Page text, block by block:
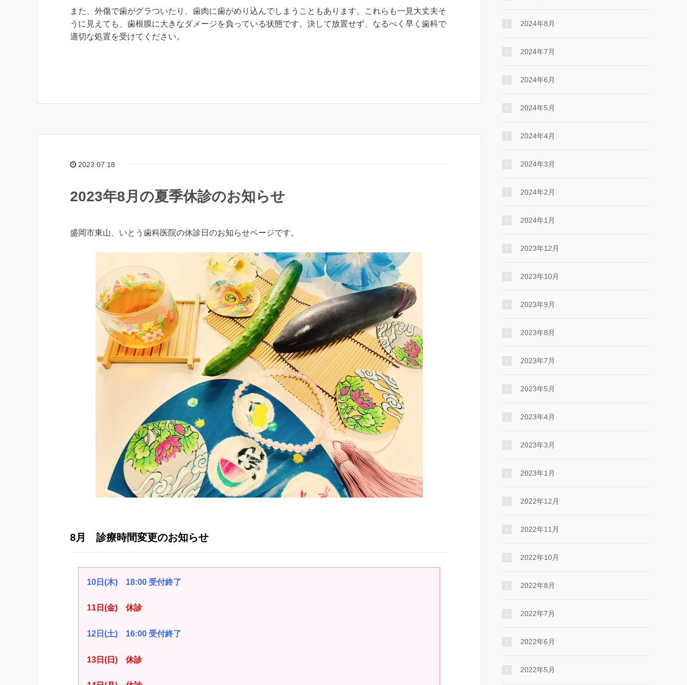
また、外傷で歯がグラついたり、歯肉に歯がめり込んでしまうこともあります。これらも一見大丈夫そ
うに見えても、歯根膜に大きなダメージを負っている状態です。決して放置せず、なるべく早く歯科で
適切な処置を受けてください。
2023.07.18
2023年8月の夏季休診のお知らせ
盛岡市東山、いとう歯科医院の休診日のお知らせページです。
8月 診療時間変更のお知らせ
10日(木) 18:00 受付終了
11日(金) 休診
12日(土) 16:00 受付終了
13日(日) 休診
2024年8月
2024年7月
2024年6月
2024年5月
2024年4月
2024年3月
2024年2月
2024年1月
2023年12月
2023年10月
2023年9月
2023年8月
2023年7月
2023年5月
2023年4月
2023年3月
2023年1月
2022年12月
2022年11月
2022年10月
2022年8月
2022年7月
2022年6月
2022年5月